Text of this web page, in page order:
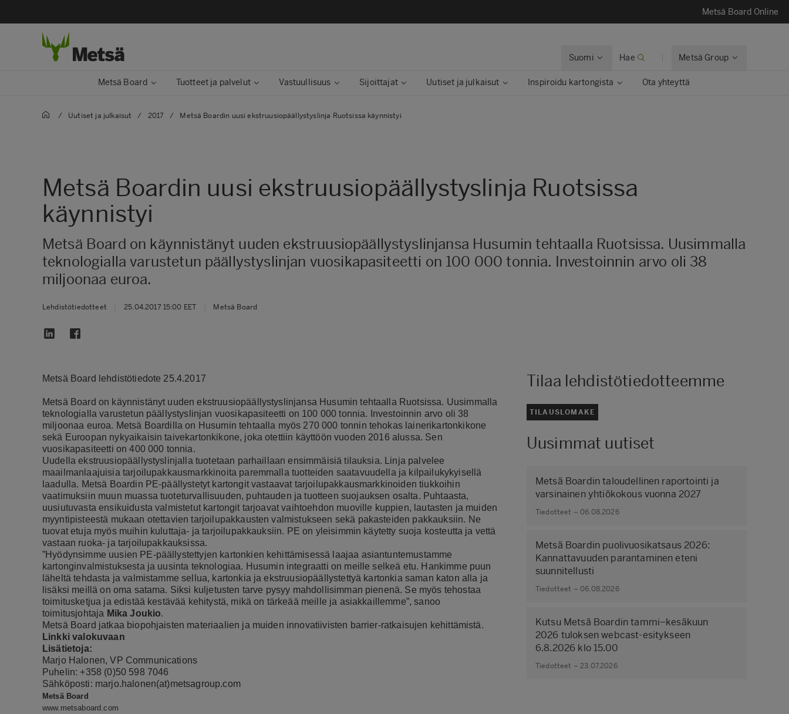
Metsä Board Online
Suomi Hae Metsä Group
Metsä Board Tuotteet ja palvelut Vastuullisuus Sijoittajat Uutiset ja julkaisut Inspiroidu kartongista Ota yhteyttä
/ Uutiset ja julkaisut / 2017 / Metsä Boardin uusi ekstruusiopäällystyslinja Ruotsissa käynnistyi
Metsä Boardin uusi ekstruusiopäällystyslinja Ruotsissa
käynnistyi
Metsä Board on käynnistänyt uuden ekstruusiopäällystyslinjansa Husumin tehtaalla Ruotsissa. Uusimmalla
teknologialla varustetun päällystyslinjan vuosikapasiteetti on 100 000 tonnia. Investoinnin arvo oli 38
miljoonaa euroa.
Lehdistötiedotteet 25.04.2017 15:00 EET Metsä Board
Metsä Board lehdistötiedote 25.4.2017
Metsä Board on käynnistänyt uuden ekstruusiopäällystyslinjansa Husumin tehtaalla Ruotsissa. Uusimmalla
teknologialla varustetun päällystyslinjan vuosikapasiteetti on 100 000 tonnia. Investoinnin arvo oli 38
miljoonaa euroa. Metsä Boardilla on Husumin tehtaalla myös 270 000 tonnin tehokas lainerikartonkikone
sekä Euroopan nykyaikaisin taivekartonkikone, joka otettiin käyttöön vuoden 2016 alussa. Sen
vuosikapasiteetti on 400 000 tonnia.
Uudella ekstruusiopäällystyslinjalla tuotetaan parhaillaan ensimmäisiä tilauksia. Linja palvelee
maailmanlaajuisia tarjoilupakkausmarkkinoita paremmalla tuotteiden saatavuudella ja kilpailukykyisellä
laadulla. Metsä Boardin PE-päällystetyt kartongit vastaavat tarjoilupakkausmarkkinoiden tiukkoihin
vaatimuksiin muun muassa tuoteturvallisuuden, puhtauden ja tuotteen suojauksen osalta. Puhtaasta,
uusiutuvasta ensikuidusta valmistetut kartongit tarjoavat vaihtoehdon muoville kuppien, lautasten ja muiden
myyntipisteestä mukaan otettavien tarjoilupakkausten valmistukseen sekä pakasteiden pakkauksiin. Ne
tuovat etuja myös muihin kuluttaja- ja tarjoilupakkauksiin. PE on yleisimmin käytetty suoja kosteutta ja vettä
vastaan ruoka- ja tarjoilupakkauksissa.
”Hyödynsimme uusien PE-päällystettyjen kartonkien kehittämisessä laajaa asiantuntemustamme
kartonginvalmistuksesta ja uusinta teknologiaa. Husumin integraatti on meille selkeä etu. Hankimme puun
läheltä tehdasta ja valmistamme sellua, kartonkia ja ekstruusiopäällystettyä kartonkia saman katon alla ja
lisäksi meillä on oma satama. Siksi kuljetusten tarve pysyy mahdollisimman pienenä. Se myös tehostaa
toimitusketjua ja edistää kestävää kehitystä, mikä on tärkeää meille ja asiakkaillemme”, sanoo
toimitusjohtaja Mika Joukio.
Metsä Board jatkaa biopohjaisten materiaalien ja muiden innovatiivisten barrier-ratkaisujen kehittämistä.
Linkki valokuvaan
Lisätietoja:
Marjo Halonen, VP Communications
Puhelin: +358 (0)50 598 7046
Sähköposti: marjo.halonen(at)metsagroup.com
Metsä Board
www.metsaboard.com
Tilaa lehdistötiedotteemme
TILAUSLOMAKE
Uusimmat uutiset
Metsä Boardin taloudellinen raportointi ja
varsinainen yhtiökokous vuonna 2027
Tiedotteet – 06.08.2026
Metsä Boardin puolivuosikatsaus 2026:
Kannattavuuden parantaminen eteni
suunnitellusti
Tiedotteet – 06.08.2026
Kutsu Metsä Boardin tammi–kesäkuun
2026 tuloksen webcast-esitykseen
6.8.2026 klo 15.00
Tiedotteet – 23.07.2026